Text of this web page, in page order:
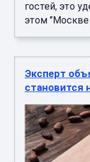
гостей, это
этом "Москве
Эксперт
становится